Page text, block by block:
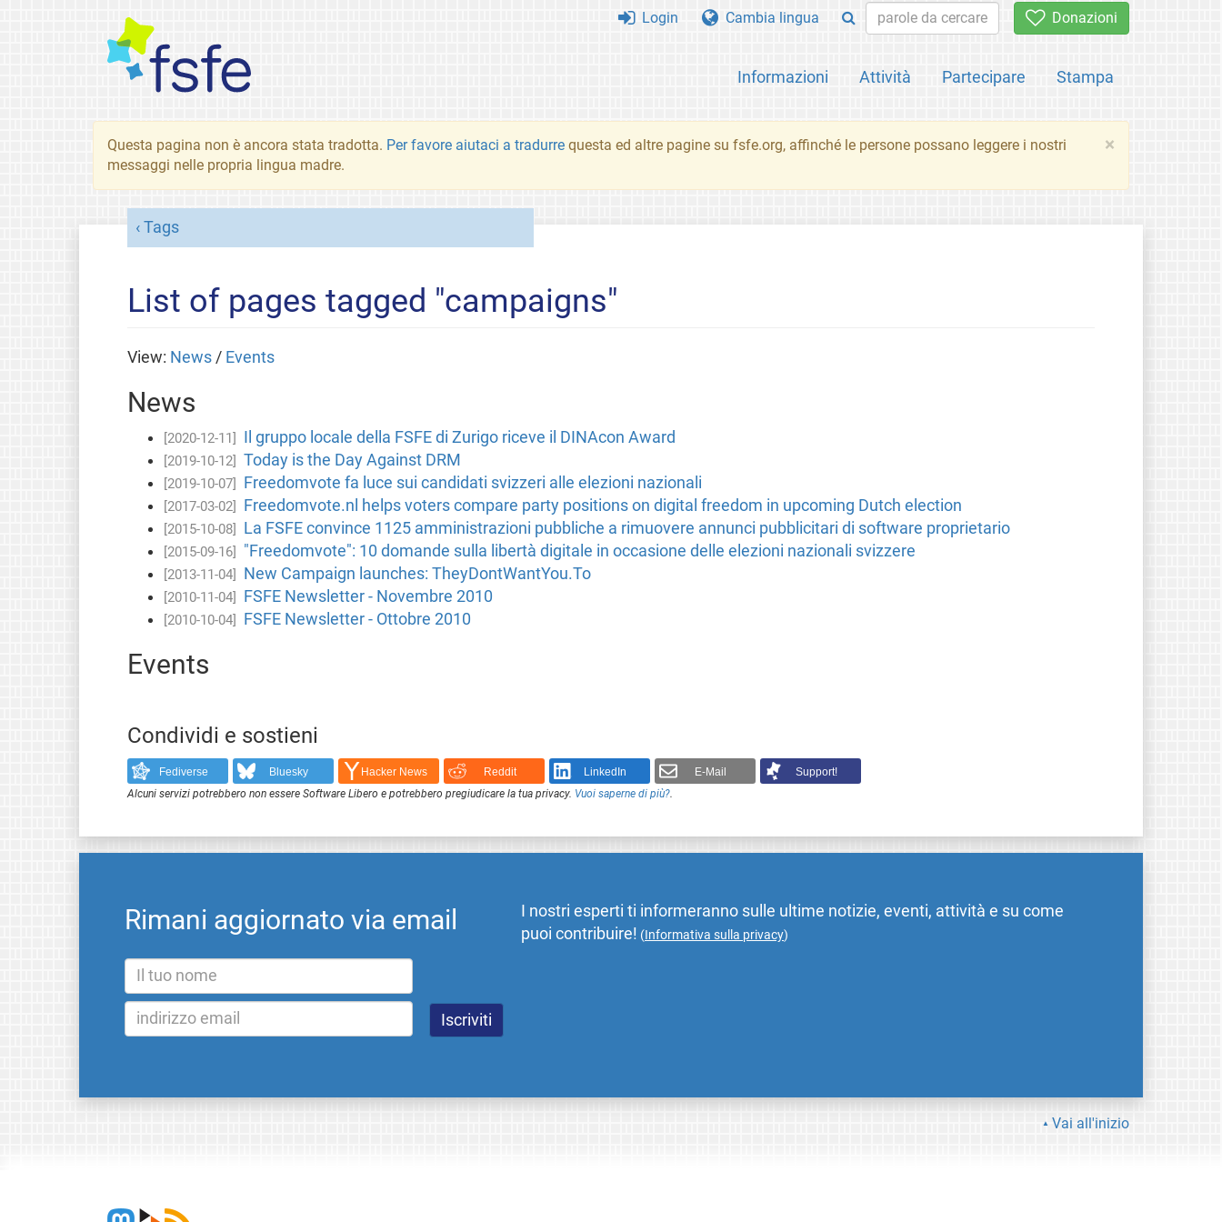
Donazioni
Informazioni Attività Partecipare Stampa
Login Cambia lingua
×
Questa pagina non è ancora stata tradotta. Per favore aiutaci a tradurre questa ed altre pagine su fsfe.org, affinché le persone possano leggere i nostri
messaggi nelle propria lingua madre.
Tags
List of pages tagged "campaigns"
View: News/ Events
News
[2020-12-11] Il gruppo locale della FSFE di Zurigo riceve il DINAcon Award
[2019-10-12] Today is the Day Against DRM
[2019-10-07] Freedomvote fa luce sui candidati svizzeri alle elezioni nazionali
[2017-03-02] Freedomvote.nl helps voters compare party positions on digital freedom in upcoming Dutch election
[2015-10-08] La FSFE convince 1125 amministrazioni pubbliche a rimuovere annunci pubblicitari di software proprietario
[2015-09-16] "Freedomvote": 10 domande sulla libertà digitale in occasione delle elezioni nazionali svizzere
[2013-11-04] New Campaign launches: TheyDontWantYou.To
[2010-11-04] FSFE Newsletter - Novembre 2010
[2010-10-04] FSFE Newsletter - Ottobre 2010
Events
Condividi e sostieni
Fediverse Bluesky Hacker News Reddit LinkedIn E-Mail
Support!
Alcuni servizi potrebbero non essere Software Libero e potrebbero pregiudicare la tua privacy. Vuoi saperne di più?.
Rimani aggiornato via email
I nostri esperti ti informeranno sulle ultime notizie, eventi, attività e su come
puoi contribuire! (Informativa sulla privacy)
Vai all'inizio